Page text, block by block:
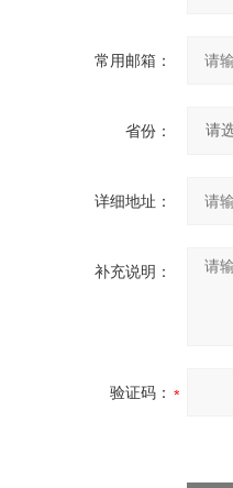
常用邮箱：
省份：
详细地址：
补充说明：
验证码：